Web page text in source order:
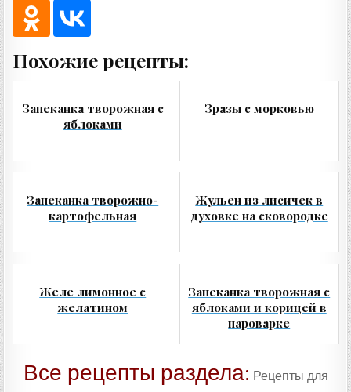
Похожие рецепты:
Запеканка творожная с
яблоками
Зразы с морковью
Запеканка творожно-
картофельная
Жульен из лисичек в
духовке на сковородке
Желе лимонное с
желатином
Запеканка творожная с
яблоками и корицей в
пароварке
Все рецепты раздела: Рецепты для